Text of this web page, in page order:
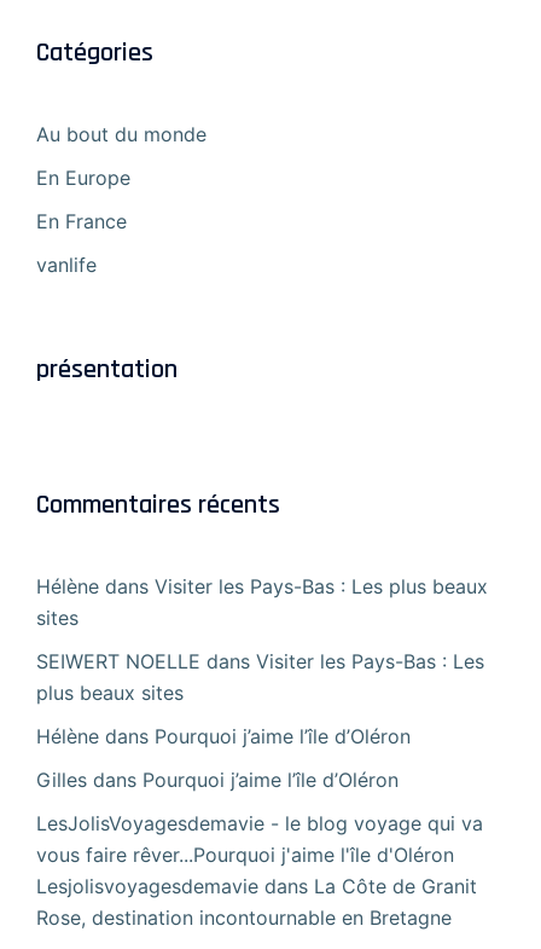
Catégories
Au bout du monde
En Europe
En France
vanlife
présentation
Commentaires récents
Hélène dans Visiter les Pays-Bas : Les plus beaux
sites
SEIWERT NOELLE dans Visiter les Pays-Bas : Les
plus beaux sites
Hélène dans Pourquoi j’aime l’île d’Oléron
Gilles dans Pourquoi j’aime l’île d’Oléron
LesJolisVoyagesdemavie - le blog voyage qui va
vous faire rêver...Pourquoi j'aime l'île d'Oléron
Lesjolisvoyagesdemavie dans La Côte de Granit
Rose, destination incontournable en Bretagne